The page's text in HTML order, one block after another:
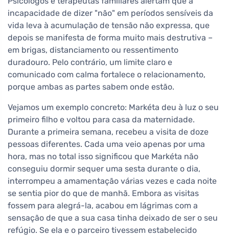
incapacidade de dizer "não" em períodos sensíveis da
vida leva à acumulação de tensão não expressa, que
depois se manifesta de forma muito mais destrutiva –
em brigas, distanciamento ou ressentimento
duradouro. Pelo contrário, um limite claro e
comunicado com calma fortalece o relacionamento,
porque ambas as partes sabem onde estão.
Vejamos um exemplo concreto: Markéta deu à luz o seu
primeiro filho e voltou para casa da maternidade.
Durante a primeira semana, recebeu a visita de doze
pessoas diferentes. Cada uma veio apenas por uma
hora, mas no total isso significou que Markéta não
conseguiu dormir sequer uma sesta durante o dia,
interrompeu a amamentação várias vezes e cada noite
se sentia pior do que de manhã. Embora as visitas
fossem para alegrá-la, acabou em lágrimas com a
sensação de que a sua casa tinha deixado de ser o seu
refúgio. Se ela e o parceiro tivessem estabelecido